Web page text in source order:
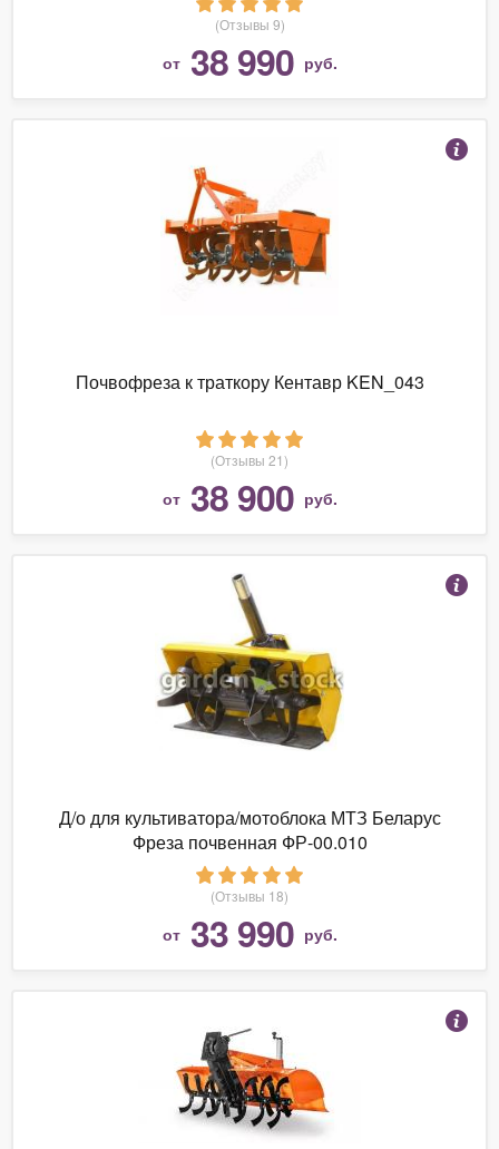
(Отзывы 9)
от 38 990 руб.
Почвофреза к траткору Кентавр KEN_043
(Отзывы 21)
от 38 900 руб.
Д/о для культиватора/мотоблока МТЗ Беларус
Фреза почвенная ФР-00.010
(Отзывы 18)
от 33 990 руб.